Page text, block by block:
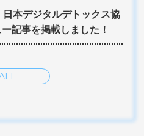
本デジタルデトックス協
記事を掲載しました！